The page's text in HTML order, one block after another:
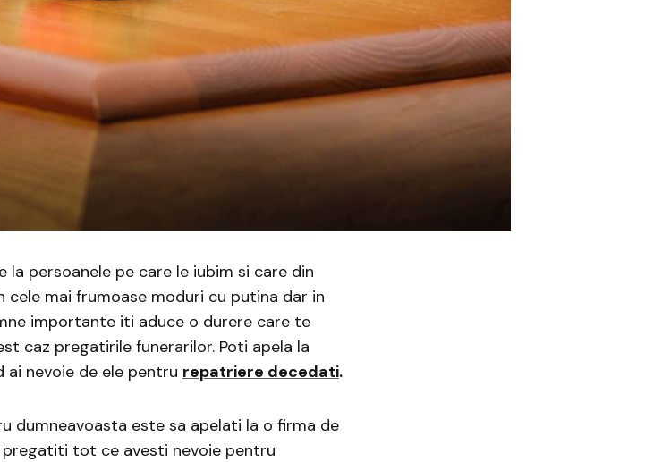
persoanele pe care le iubim si care din
mai frumoase moduri cu putina dar in
importante iti aduce o durere care te
caz pregatirile funerarilor. Poti apela la
ai nevoie de ele pentru repatriere decedati.
dumneavoasta este sa apelati la o firma de
tot ce avesti nevoie pentru